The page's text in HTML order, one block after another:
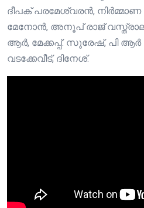
ദീപക് പരമേശ്വരൻ,
മേനോൻ, അനൂപ് രാജ്
ആർ, മേക്കപ്പ്: സുരേഷ്, പി
വടക്കേവീട്, ദിനേശ്.